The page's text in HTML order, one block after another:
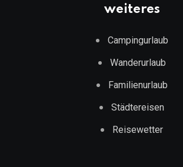
weiteres
Campingurlaub
Wanderurlaub
Familienurlaub
Städtereisen
Reisewetter